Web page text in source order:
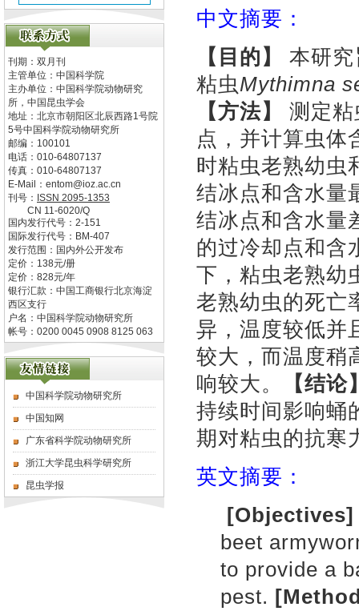
刊期：双月刊
主管单位： 中国科学院
主办单位： 中国科学院动物研究
所，中国昆虫学会
地址： 北京市朝阳区北辰西路1号院
5号中国科学院动物研究所
邮编： 100101
电话： 010-64807137
传真： 010-64807137
E-Mail： entom@ioz.ac.cn
刊号： ISSN 2095-1353
CN 11-6020/Q
国内发行代号： 2-151
国际发行代号： BM-407
发行范围：国内外公开发布
定价： 138元/册
定价： 828元/年
银行汇款：中国工商银行北京海淀
西区支行
户名：中国科学院动物研究所
帐号：0200 0045 0908 8125 063
中国科学院动物研究所
中国知网
广东省科学院动物研究所
浙江大学昆虫科学研究所
昆虫学报
中文摘要：
【目的】
本研
粘虫Mythimna
【方法】
测定
点，并计算虫体
时粘虫老熟幼虫
结冰点和含水量
结冰点和含水量
的过冷却点和含
下，粘虫老熟幼
老熟幼虫的死亡
异，温度较低并
较大，而温度稍
响较大。
【结论
持续时间影响蛹
期对粘虫的抗寒
英文摘要：
[Objectives]
beet
to provide a
pest. [